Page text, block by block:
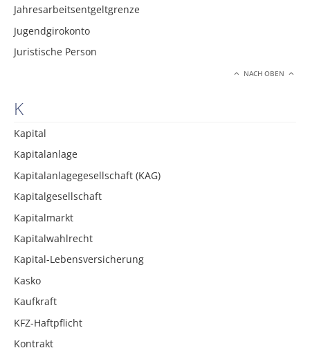
Jahresarbeitsentgeltgrenze
Jugendgirokonto
Juristische Person
NACH OBEN
K
Kapital
Kapitalanlage
Kapitalanlagegesellschaft (KAG)
Kapitalgesellschaft
Kapitalmarkt
Kapitalwahlrecht
Kapital-Lebensversicherung
Kasko
Kaufkraft
KFZ-Haftpflicht
Kontrakt